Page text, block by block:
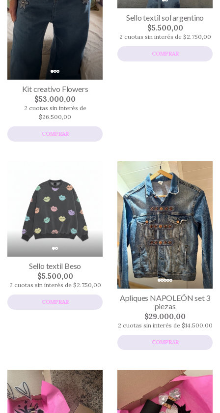
Kit creativo Flowers
$53.000,00
2 cuotas sin interés de
$26.500,00
COMPRAR
Sello textil sol argentino
$5.500,00
2 cuotas sin interés de $2.750,00
COMPRAR
Sello textil Beso
$5.500,00
2 cuotas sin interés de $2.750,00
COMPRAR
Apliques NAPOLEÓN set 3
piezas
$29.000,00
2 cuotas sin interés de $14.500,00
COMPRAR